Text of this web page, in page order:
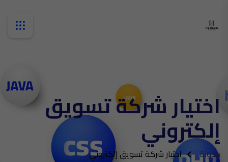
اختيار شركة تسويق
إلكتروني
مدونة اختيار شركة تسويق إلكتروني